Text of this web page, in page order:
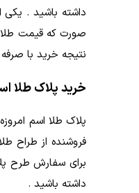
نتیجه خرید با
خرید پلاک طلا
پلاک طلا اسم
فروشنده از طراح
برای سفارش طرح
داشته باشید .